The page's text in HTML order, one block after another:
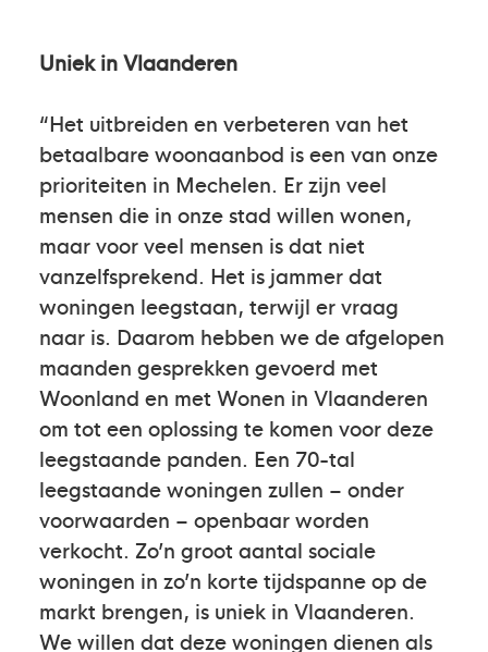
Uniek in Vlaanderen
“Het uitbreiden en verbeteren van het
betaalbare woonaanbod is een van onze
prioriteiten in Mechelen. Er zijn veel
mensen die in onze stad willen wonen,
maar voor veel mensen is dat niet
vanzelfsprekend. Het is jammer dat
woningen leegstaan, terwijl er vraag
naar is. Daarom hebben we de afgelopen
maanden gesprekken gevoerd met
Woonland en met Wonen in Vlaanderen
om tot een oplossing te komen voor deze
leegstaande panden. Een 70-tal
leegstaande woningen zullen – onder
voorwaarden – openbaar worden
verkocht. Zo’n groot aantal sociale
woningen in zo’n korte tijdspanne op de
markt brengen, is uniek in Vlaanderen.
We willen dat deze woningen dienen als